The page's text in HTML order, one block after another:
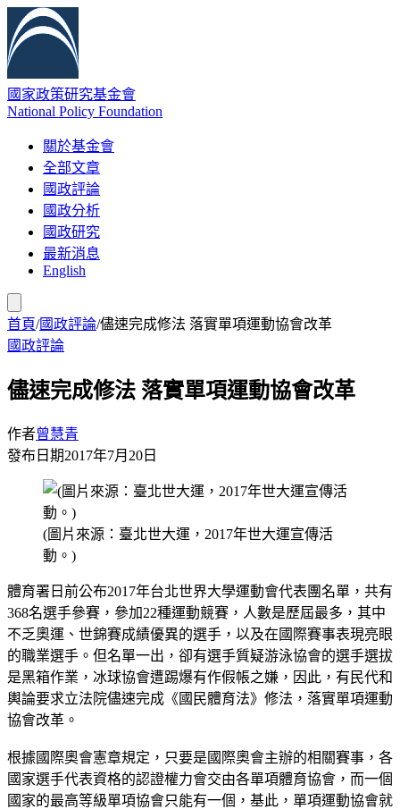
國家政策研究基金會
National Policy Foundation
關於基金會
全部文章
國政評論
國政分析
國政研究
最新消息
English
首頁/國政評論/儘速完成修法 落實單項運動協會改革
國政評論
儘速完成修法 落實單項運動協會改革
作者曾慧青
發布日期2017年7月20日
(圖片來源：臺北世大運，2017年世大運宣傳活
動。)
體育署日前公布2017年台北世界大學運動會代表團名單，共有
368名選手參賽，參加22種運動競賽，人數是歷屆最多，其中
不乏奧運、世錦賽成績優異的選手，以及在國際賽事表現亮眼
的職業選手。但名單一出，卻有選手質疑游泳協會的選手選拔
是黑箱作業，冰球協會遭踢爆有作假帳之嫌，因此，有民代和
輿論要求立法院儘速完成《國民體育法》修法，落實單項運動
協會改革。
根據國際奧會憲章規定，只要是國際奧會主辦的相關賽事，各
國家選手代表資格的認證權力會交由各單項體育協會，而一個
國家的最高等級單項協會只能有一個，基此，單項運動協會就